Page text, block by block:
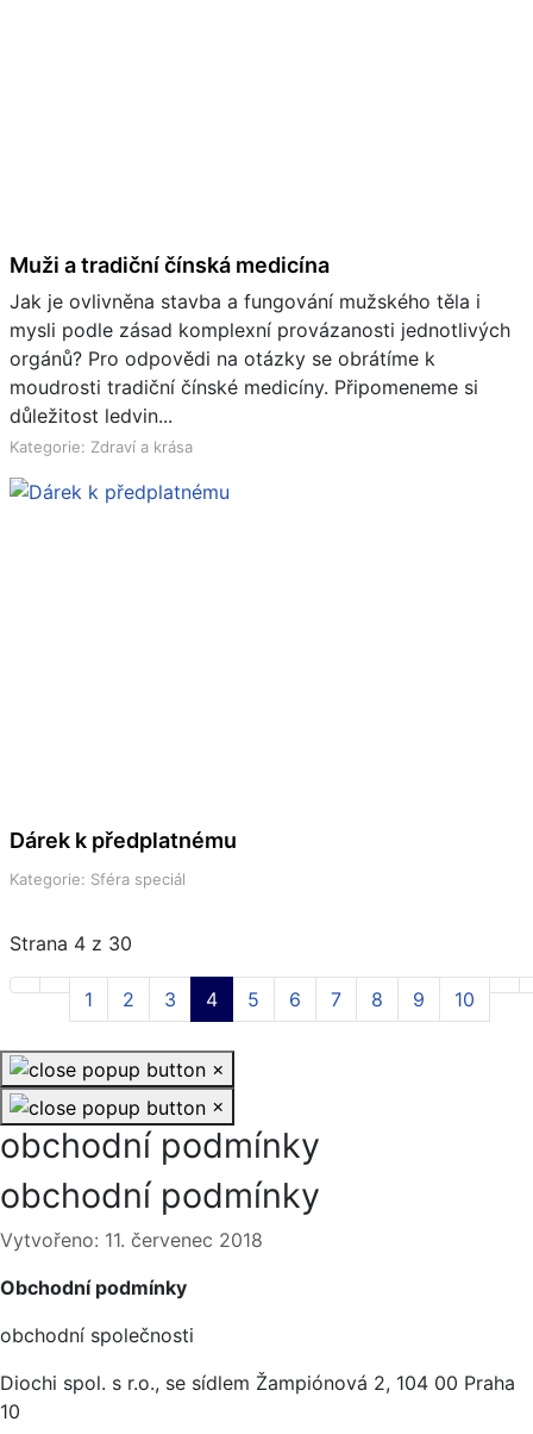
Muži a tradiční čínská medicína
Jak je ovlivněna stavba a fungování mužského těla i
mysli podle zásad komplexní provázanosti jednotlivých
orgánů? Pro odpovědi na otázky se obrátíme k
moudrosti tradiční čínské medicíny. Připomeneme si
důležitost ledvin...
Kategorie: Zdraví a krása
Dárek k předplatnému
Kategorie: Sféra speciál
Strana 4 z 30
1 2 3 4 5 6 7 8 9 10
×
×
obchodní podmínky
obchodní podmínky
Základní údaje
Vytvořeno: 11. červenec 2018
Obchodní podmínky
obchodní společnosti
Diochi spol. s r.o., se sídlem Žampiónová 2, 104 00 Praha
10